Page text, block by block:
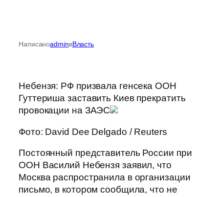
НаписаноadminвВласть
Небензя: РФ призвала генсека ООН
Гуттериша заставить Киев прекратить
провокации на ЗАЭС
Фото: David Dee Delgado / Reuters
Постоянный представитель России при
ООН Василий Небензя заявил, что
Москва распространила в организации
письмо, в котором сообщила, что не